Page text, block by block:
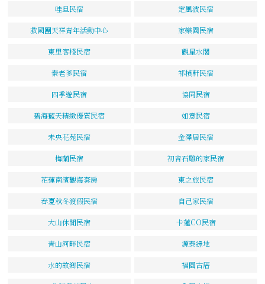
哇旦民宿 定風波民宿
救國團天祥青年活動中心 家樂園民宿
東里客棧民宿 觀星水閣
秦老爹民宿 祁楨軒民宿
四季遊民宿 協同民宿
碧海藍天精緻優質民宿 如意民宿
未央花苑民宿 金澤居民宿
梅蘭民宿 初音石雕的家民宿
花蓮南濱觀海套房 東之旅民宿
春夏秋冬渡假民宿 自己家民宿
大山休閒民宿 卡蓮CO民宿
青山河畔民宿 源泰綠地
水的故鄉民宿 福園古厝